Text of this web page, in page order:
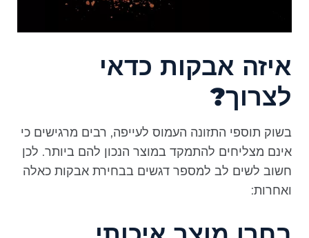
איזה אבקות כדאי
לצרוך?
בשוק תוספי התזונה העמוס לעייפה, רבים מרגישים כי
אינם מצליחים להתמקד במוצר הנכון להם ביותר. לכן
חשוב לשים לב למספר דגשים בבחירת אבקות כאלה
ואחרות: